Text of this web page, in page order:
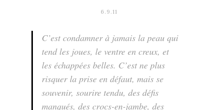
6.9.11
C’est condamner à jamais la peau qui
tend les joues, le ventre en creux, et
les échappées belles. C’est ne plus
risquer la prise en défaut, mais se
souvenir, sourire tendu, des défis
manqués, des crocs-en-jambe, des